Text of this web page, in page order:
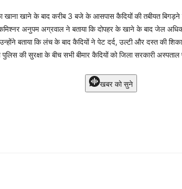
खाना खाने के बाद करीब 3 बजे के आसपास कैदियों की तबीयत
अनुपम अग्रवाल ने बताया कि दोपहर के खाने के बाद जेल
बताया कि लंच के बाद कैदियों ने पेट दर्द, उल्टी और दस्त की
की सुरक्षा के बीच सभी बीमार कैदियों को जिला सरकारी अस्पताल
खबर को सुने